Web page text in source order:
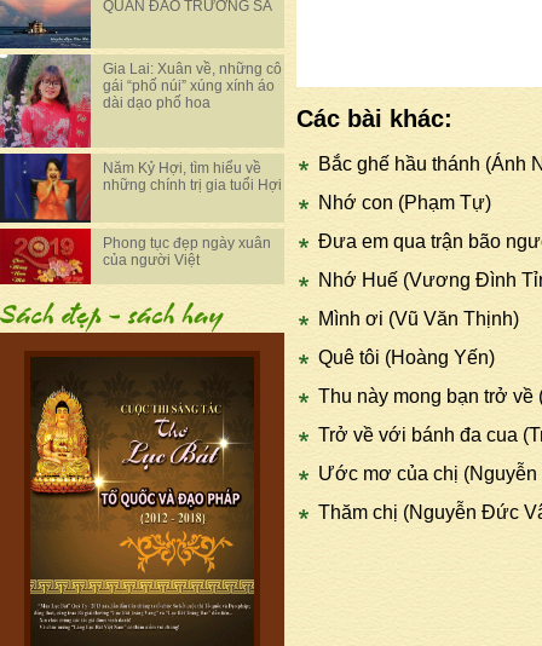
QUẦN ĐẢO TRƯỜNG SA
Gia Lai: Xuân về, những cô
gái “phố núi” xúng xính áo
dài dạo phố hoa
Năm Kỷ Hợi, tìm hiểu về
những chính trị gia tuổi Hợi
Phong tục đẹp ngày xuân
của người Việt
Các bài khác:
Bắc ghế hầu thánh (Ánh
Nhớ con (Phạm Tự)
Đưa em qua trận bão
Nhớ Huế (Vương Đình
Mình ơi (Vũ Văn Thịnh)
Quê tôi (Hoàng Yến)
Thu này mong bạn trở về
Trở về với bánh đa cua
Ước mơ của chị (Nguyễn
Thăm chị (Nguyễn Đức